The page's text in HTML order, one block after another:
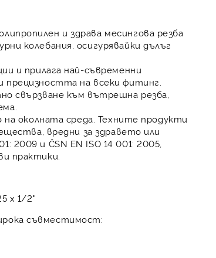
и здрава месингова резба
колебания, осигурявайки дълъг
и прилага най-съвременни
на всеки фитинг.
свързване към вътрешна резба,
на околната среда. Техните продукти
вредни за здравето или
и ČSN EN ISO 14 001: 2005,
практики.
х 1/2"
съвместимост: